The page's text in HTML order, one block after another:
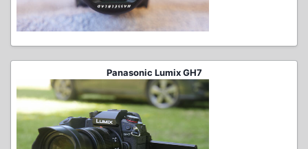
Panasonic Lumix GH7